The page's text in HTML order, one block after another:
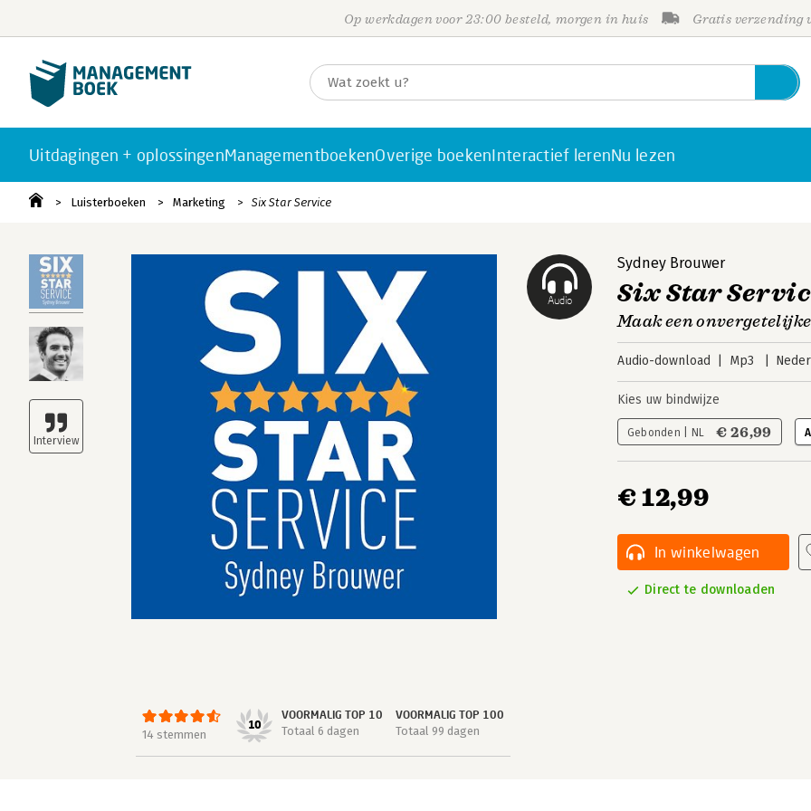
Op werkdagen voor 23:00 besteld, morgen in huis Gratis verzending
Uitdagingen + oplossingenManagementboekenOverige boekenInteractief lerenNu lezen
Luisterboeken Marketing Six Star Service
Audio
14 stemmen
10
VOORMALIG TOP 10
Totaal 6 dagen
VOORMALIG TOP 100
Totaal 99 dagen
Sydney Brouwer
Six Star
Maak een
Audio-download Mp3
Kies uw bindwijze
Gebonden | NL € 26,99
€ 12,99
In winkelwagen
Direct te downloaden